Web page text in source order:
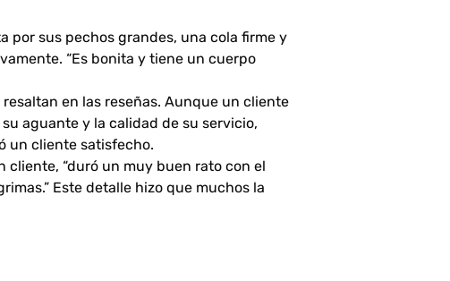
por sus pechos grandes, una cola firme y
“Es bonita y tiene un cuerpo
en las reseñas. Aunque un cliente
aguante y la calidad de su servicio,
un cliente satisfecho.
cliente, “duró un muy buen rato con el
Este detalle hizo que muchos la